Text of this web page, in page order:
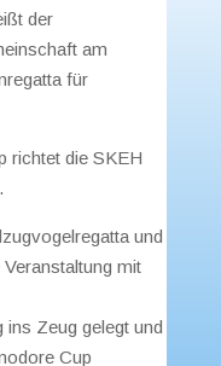
der
am
für
richtet die SKEH
und
mit
Zeug gelegt und
Cup